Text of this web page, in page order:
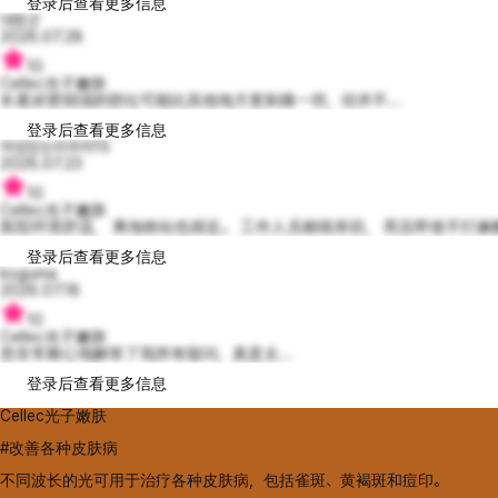
登录后查看更多信息
대원군
2026.07.28
10
Cellec光子嫩肤
长着浓密胡须的部位可能比其他地方更刺痛一些，但并不...
登录后查看更多信息
야심있는라우라15
2026.07.23
10
Cellec光子嫩肤
医院环境舒适， 离地铁站也很近。 工作人员都很亲切， 而且即使不打麻
登录后查看更多信息
koguma
2026.07.18
10
Cellec光子嫩肤
您非常耐心地解答了我所有疑问，真是太...
登录后查看更多信息
Cellec光子嫩肤
#改善各种皮肤病
不同波长的光可用于治疗各种皮肤病，包括雀斑、黄褐斑和痘印。